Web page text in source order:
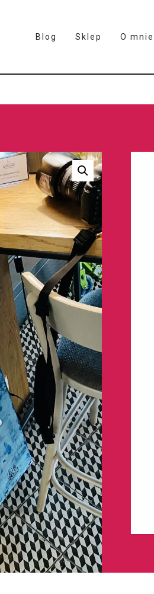
Blog Sklep O mnie